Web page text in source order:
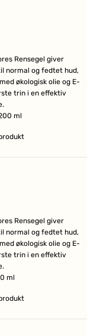
Rensegel giver
normal og fedtet hud,
økologisk olie og E-
trin i en effektiv
ml
Rensegel giver
normal og fedtet hud,
økologisk olie og E-
trin i en effektiv
ml